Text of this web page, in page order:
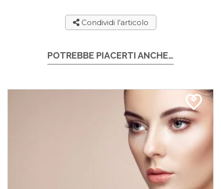
Condividi l’articolo
POTREBBE PIACERTI ANCHE…